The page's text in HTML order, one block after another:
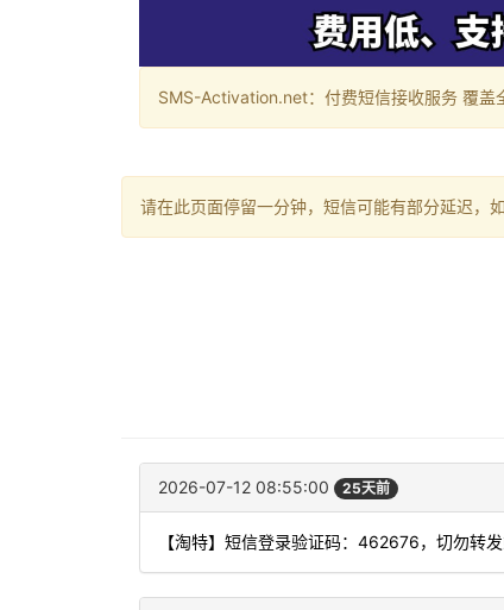
SMS-Activation.net：付费短信接收服务 覆
请在此页面停留一分钟，短信可能有部分延迟，
2026-07-12 08:55:00 25天前
【淘特】短信登录验证码：462676，切勿转